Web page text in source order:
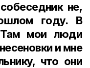
не,
году. В
мои люди
и мне
что они